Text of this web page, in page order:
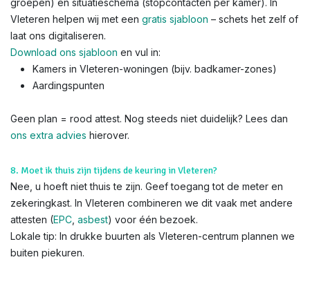
groepen) en situatieschema (stopcontacten per kamer). In
Vleteren helpen wij met een gratis sjabloon – schets het zelf of
laat ons digitaliseren.
Download ons sjabloon en vul in:
Kamers in Vleteren-woningen (bijv. badkamer-zones)
Aardingspunten
Geen plan = rood attest. Nog steeds niet duidelijk? Lees dan
ons extra advies hierover.
8. Moet ik thuis zijn tijdens de keuring in Vleteren?
Nee, u hoeft niet thuis te zijn. Geef toegang tot de meter en
zekeringkast. In Vleteren combineren we dit vaak met andere
attesten (EPC asbest) voor één bezoek.
Lokale tip: In drukke buurten als Vleteren-centrum plannen we
buiten piekuren.